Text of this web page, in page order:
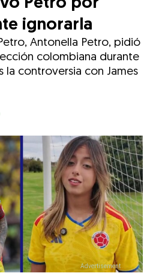
Petro por
ignorarla
Antonella Petro, pidió
colombiana durante
la controversia con James
mediante Email
actual mediante Facebook
actual mediante Twitter
el artículo actual mediante LinkedIn
el artículo actual mediante